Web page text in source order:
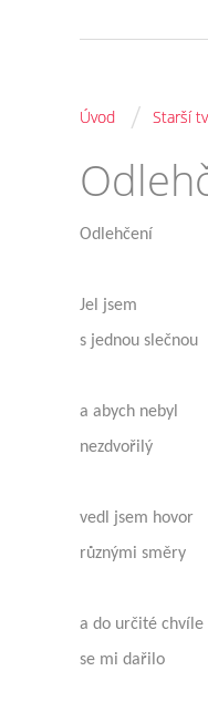
Úvod / Starší
Odlehčení
Jel jsem
s jednou slečnou
a abych nebyl
nezdvořilý
vedl jsem hovor
různými směry
a do určité chvíle
se mi dařilo